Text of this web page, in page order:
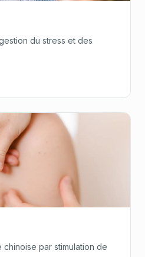
du stress et des
par stimulation de